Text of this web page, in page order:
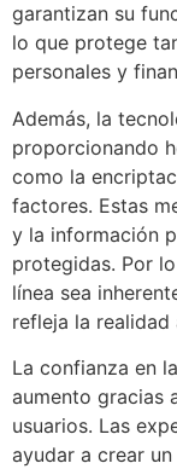
garantizan su
lo que protege
personales y
Además, la
proporcionando
como la
factores. Estas
y la información
protegidas. Por
línea sea
refleja la realidad
La confianza en
aumento gracias
usuarios. Las
ayudar a crear